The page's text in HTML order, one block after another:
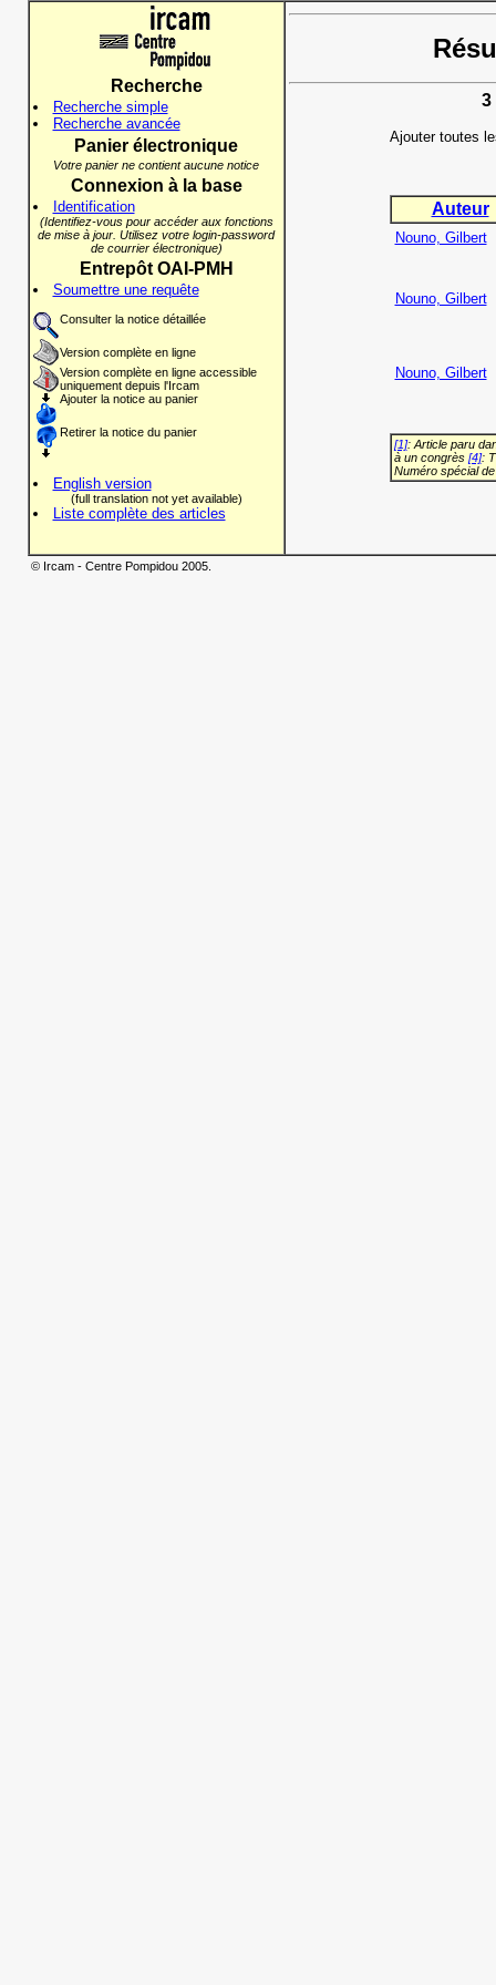
Recherche
Recherche simple
Recherche avancée
Panier électronique
Votre panier ne contient aucune notice
Connexion à la base
Identification
(Identifiez-vous pour accéder aux fonctions
de mise à jour. Utilisez votre login-password
de courrier électronique)
Entrepôt OAI-PMH
Soumettre une requête
Consulter la notice détaillée
Version complète en ligne
Version complète en ligne accessible
uniquement depuis l'Ircam
Ajouter la notice au panier
Retirer la notice du panier
English version
(full translation not yet available)
Liste complète des articles
3
Ajouter toutes
Auteur
Nouno, Gilbert
Nouno, Gilbert
Nouno, Gilbert
[1]: Article paru
à un congrès [4]:
Numéro spécial
© Ircam - Centre Pompidou 2005.